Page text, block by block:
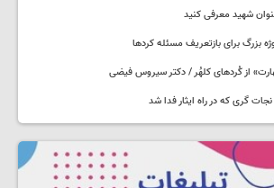
شهید معرفی کنید
بزرگ‌ برای بازتعریف مسئله کردها
از کُردهای کلهُر / دکتر سیروس فیضی
گری که در راه ایثار فدا شد